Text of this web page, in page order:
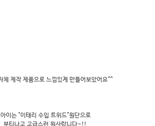
체 제작 제품으로 느낌있게 만들어보았어요^^
이는 "이태리 수입 트위드"원단으로
부티나고 고급스런 원사랍니다~!!